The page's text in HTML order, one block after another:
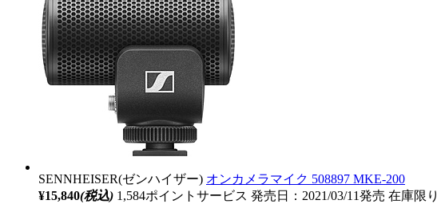
SENNHEISER(ゼンハイザー) オンカメラマイク 508897 MKE-200
¥15,840(税込) 1,584ポイントサービス 発売日：2021/03/11発売 在庫限り